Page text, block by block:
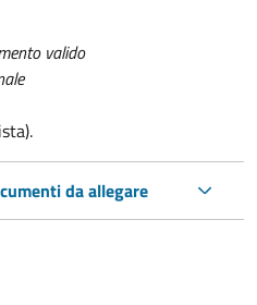
valido
da allegare